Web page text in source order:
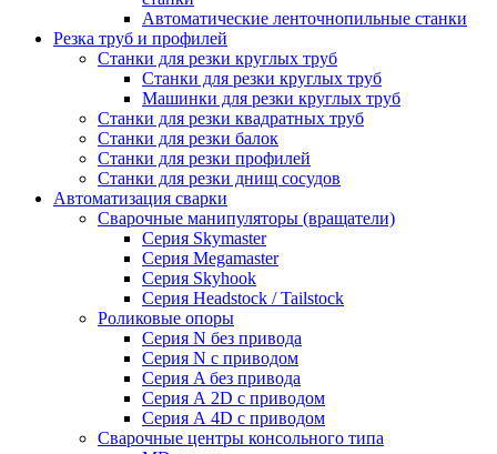
Автоматические ленточнопильные станки
Резка труб и профилей
Станки для резки круглых труб
Станки для резки круглых труб
Машинки для резки круглых труб
Станки для резки квадратных труб
Станки для резки балок
Станки для резки профилей
Станки для резки днищ сосудов
Автоматизация сварки
Сварочные манипуляторы (вращатели)
Серия Skymaster
Серия Megamaster
Серия Skyhook
Серия Headstock / Tailstock
Роликовые опоры
Серия N без привода
Серия N с приводом
Серия A без привода
Серия А 2D с приводом
Серия А 4D с приводом
Сварочные центры консольного типа